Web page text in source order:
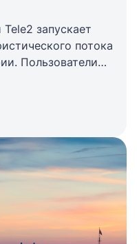
запускает
потока
Пользователи
решения.